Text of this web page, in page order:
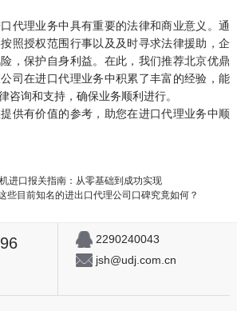
理业务中具有重要的法律和商业意义。通
照授权范围行事以及及时寻求法律援助，企
，保护自身利益。在此，我们推荐北京优鼎
司在进口代理业务中积累了丰富的经验，能
咨询和支持，确保业务顺利进行。
有价值的参考，助您在进口代理业务中顺
进口报关指南：从零基础到成功实现
些目前知名的进出口代理公司口碑究竟如何？
2290240043
jsh@udj.com.cn